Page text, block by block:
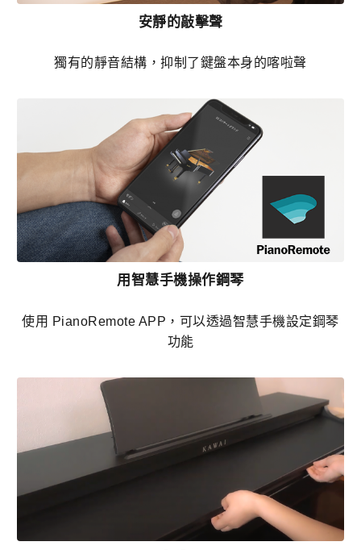
安靜的敲擊聲
獨有的靜音結構，抑制了鍵盤本身的喀啦聲
用智慧手機操作鋼琴
使用 PianoRemote APP，可以透過智慧手機設定鋼琴
功能